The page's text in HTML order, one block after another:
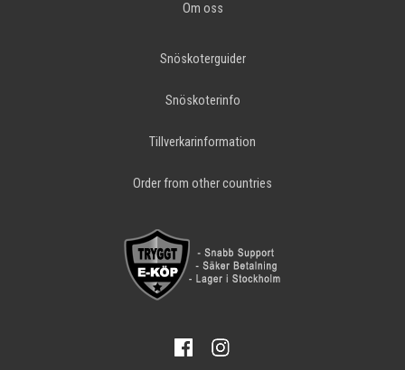
Om oss
Snöskoterguider
Snöskoterinfo
Tillverkarinformation
Order from other countries